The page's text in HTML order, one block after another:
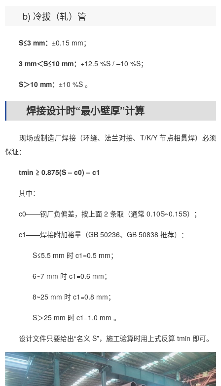
b) 冷拔（轧）管
S≤3 mm： ±0.15 mm；
3 mm＜S≤10 mm： +12.5 %S / –10 %S；
S＞10 mm： ±10 %S 。
焊接设计时“最小壁厚”计算
现场或制造厂焊接（环缝、法兰对接、T/K/Y 节点相贯焊）必须
保证：
tmin ≥ 0.875(S – c0) – c1
其中：
c0——钢厂负偏差，按上面 2 条取（通常 0.10S~0.15S）；
c1——焊接附加裕量（GB 50236、GB 50838 推荐）：
S≤5.5 mm 时 c1=0.5 mm；
6~7 mm 时 c1=0.6 mm；
8~25 mm 时 c1=0.8 mm；
S＞25 mm 时 c1=1.0 mm 。
设计文件只要给出“名义 S”，施工验算时用上式反算 tmin 即可。